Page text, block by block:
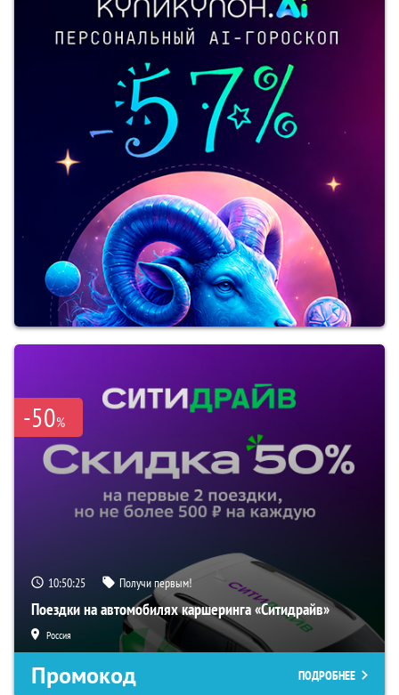
-50%
10:50:24 Получи первым!
Поездки на автомобилях каршеринга «Ситидрайв»
Россия
Промокод ПОДРОБНЕЕ